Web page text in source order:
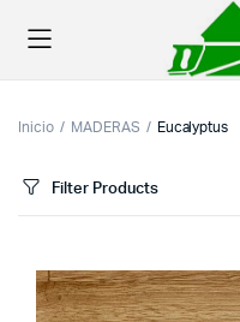
Inicio MADERAS Eucalyptus
Filter Products